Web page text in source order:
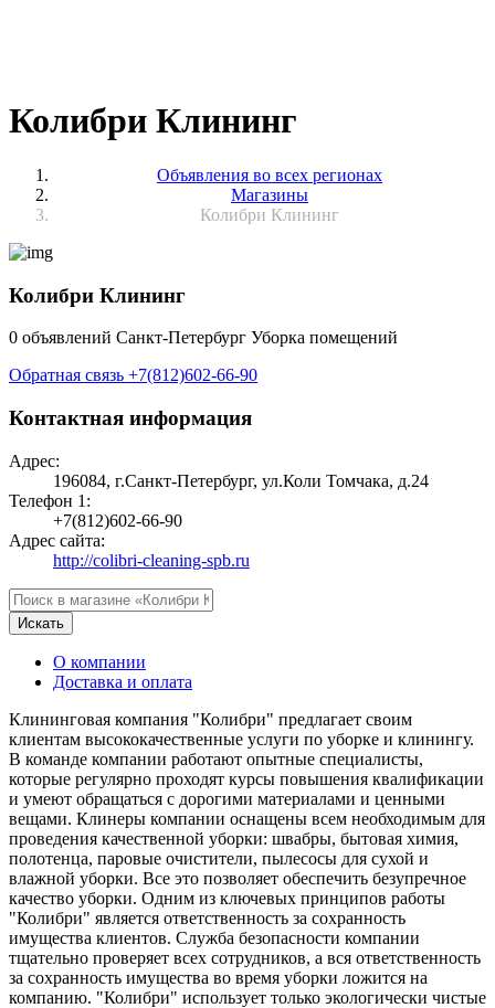
Колибри Клининг
Объявления во всех регионах
Магазины
Колибри Клининг
Колибри Клининг
0 объявлений Санкт-Петербург Уборка помещений
Обратная связь +7(812)602-66-90
Контактная информация
Адрес:
196084, г.Санкт-Петербург, ул.Коли Томчака, д.24
Телефон 1:
+7(812)602-66-90
Адрес сайта:
http://colibri-cleaning-spb.ru
Искать
О компании
Доставка и оплата
Клининговая компания "Колибри" предлагает своим
клиентам высококачественные услуги по уборке и клинингу.
В команде компании работают опытные специалисты,
которые регулярно проходят курсы повышения квалификации
и умеют обращаться с дорогими материалами и ценными
вещами. Клинеры компании оснащены всем необходимым для
проведения качественной уборки: швабры, бытовая химия,
полотенца, паровые очистители, пылесосы для сухой и
влажной уборки. Все это позволяет обеспечить безупречное
качество уборки. Одним из ключевых принципов работы
"Колибри" является ответственность за сохранность
имущества клиентов. Служба безопасности компании
тщательно проверяет всех сотрудников, а вся ответственность
за сохранность имущества во время уборки ложится на
компанию. "Колибри" использует только экологически чистые